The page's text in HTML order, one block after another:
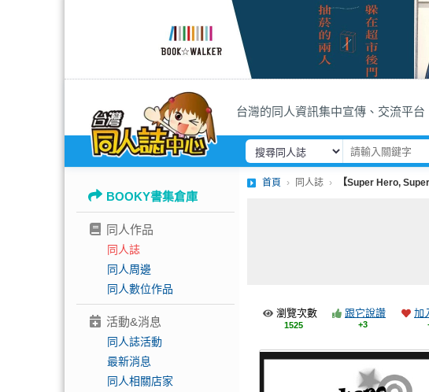
台灣的同人資訊集中宣傳、交流平台
BOOKY書集倉庫
同人作品
同人誌
同人周邊
同人數位作品
活動&消息
同人誌活動
最新消息
同人相關店家
首頁 同人誌 【Super Hero,
瀏覽次數
1525
跟它說讚
+3
加